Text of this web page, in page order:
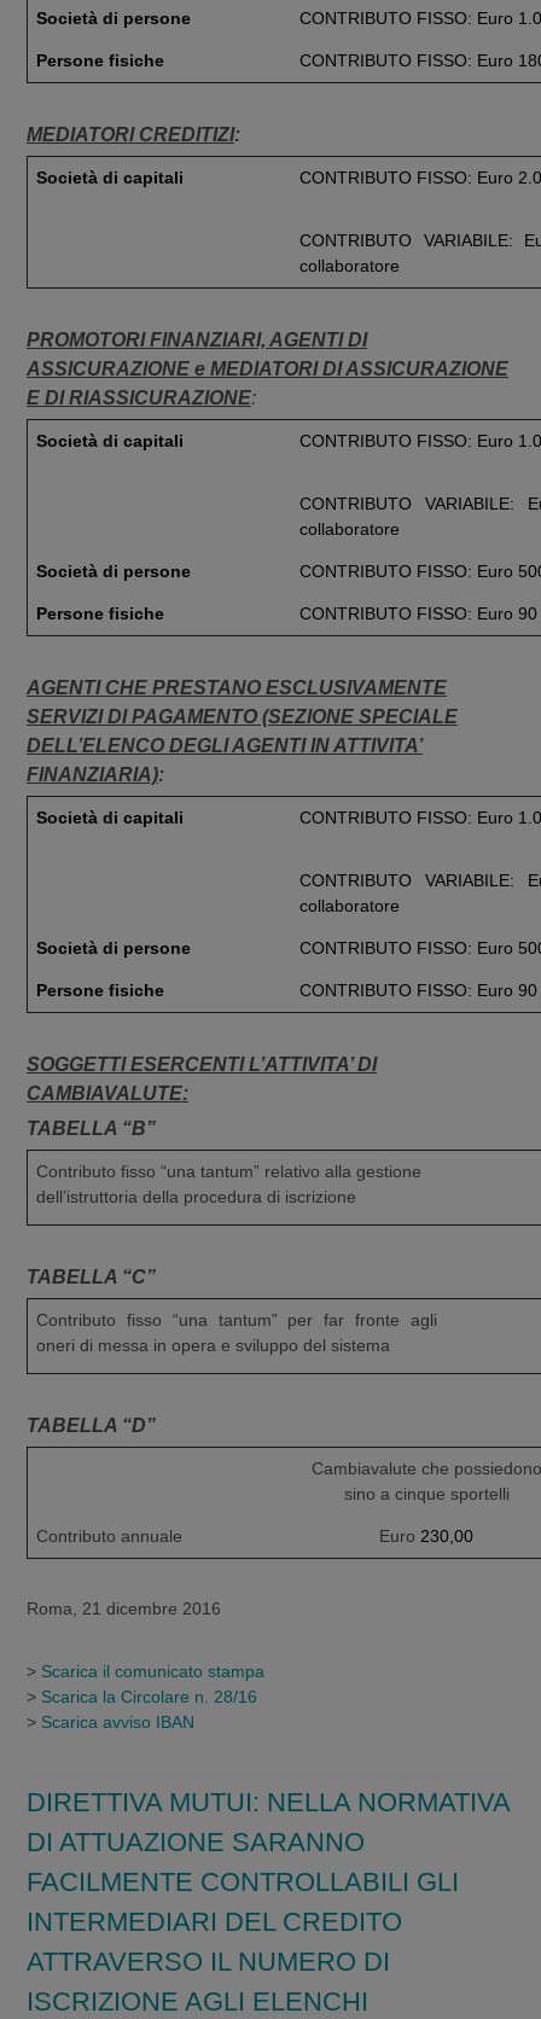
Società di persone CONTRIBUTO FISSO: Euro
Persone fisiche CONTRIBUTO FISSO: Euro
MEDIATORI CREDITIZI:
Società di capitali CONTRIBUTO FISSO: Euro
CONTRIBUTO VARIABILE:
collaboratore
PROMOTORI FINANZIARI, AGENTI DI
ASSICURAZIONE e MEDIATORI DI ASSICURAZIONE
E DI RIASSICURAZIONE:
Società di capitali CONTRIBUTO FISSO: Euro
CONTRIBUTO
collaboratore
Società di persone CONTRIBUTO FISSO: Euro
Persone fisiche CONTRIBUTO FISSO: Euro 90
AGENTI CHE PRESTANO ESCLUSIVAMENTE
SERVIZI DI PAGAMENTO (SEZIONE SPECIALE
DELL’ELENCO DEGLI AGENTI IN ATTIVITA’
FINANZIARIA):
Società di capitali CONTRIBUTO FISSO: Euro
CONTRIBUTO
collaboratore
Società di persone CONTRIBUTO FISSO: Euro
Persone fisiche CONTRIBUTO FISSO: Euro 90
SOGGETTI ESERCENTI L’ATTIVITA’ DI
CAMBIAVALUTE:
TABELLA “B”
Contributo fisso “una tantum” relativo alla gestione
dell’istruttoria della procedura di iscrizione
TABELLA “C”
Contributo fisso “una tantum” per far fronte agli
oneri di messa in opera e sviluppo del sistema
TABELLA “D”
Cambiavalute che possiedono
sino a cinque sportelli
Contributo annuale Euro 230,00
Roma, 21 dicembre 2016
> Scarica il comunicato stampa
> Scarica la Circolare n. 28/16
> Scarica avviso IBAN
DIRETTIVA MUTUI: NELLA NORMATIVA
DI ATTUAZIONE SARANNO
FACILMENTE CONTROLLABILI GLI
INTERMEDIARI DEL CREDITO
ATTRAVERSO IL NUMERO DI
ISCRIZIONE AGLI ELENCHI